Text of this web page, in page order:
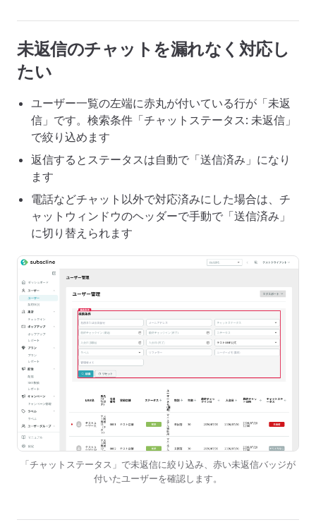
未返信のチャットを漏れなく対応し
たい
ユーザー一覧の左端に赤丸が付いている行が「未返
信」です。検索条件「チャットステータス: 未返信」
で絞り込めます
返信するとステータスは自動で「送信済み」になり
ます
電話などチャット以外で対応済みにした場合は、チ
ャットウィンドウのヘッダーで手動で「送信済み」
に切り替えられます
「チャットステータス」で未返信に絞り込み、赤い未返信バッジが
付いたユーザーを確認します。